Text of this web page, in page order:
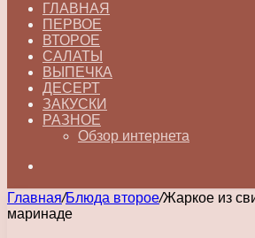
ГЛАВНАЯ
ПЕРВОЕ
ВТОРОЕ
САЛАТЫ
ВЫПЕЧКА
ДЕСЕРТ
ЗАКУСКИ
РАЗНОЕ
Обзор интернета
Главная/Блюда второе/Жаркое из
маринаде